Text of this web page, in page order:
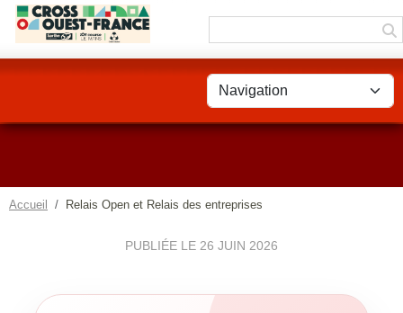
Accueil Relais Open et Relais des entreprises
PUBLIÉE LE 26 JUIN 2026
Panneau de gestion des cookies